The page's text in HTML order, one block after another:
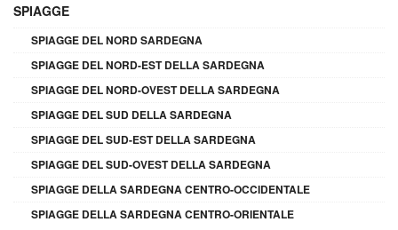
SPIAGGE
SPIAGGE DEL NORD SARDEGNA
SPIAGGE DEL NORD-EST DELLA SARDEGNA
SPIAGGE DEL NORD-OVEST DELLA SARDEGNA
SPIAGGE DEL SUD DELLA SARDEGNA
SPIAGGE DEL SUD-EST DELLA SARDEGNA
SPIAGGE DEL SUD-OVEST DELLA SARDEGNA
SPIAGGE DELLA SARDEGNA CENTRO-OCCIDENTALE
SPIAGGE DELLA SARDEGNA CENTRO-ORIENTALE